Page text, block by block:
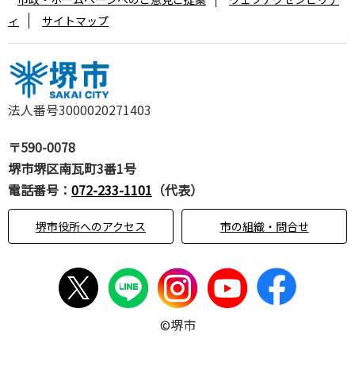
法人番号3000020271403
〒590-0078
堺市堺区南瓦町3番1号
電話番号： 072-233-1101 （代表）
堺市役所へのアクセス 市の組織・問合せ
ィ
サイトマップ
©堺市